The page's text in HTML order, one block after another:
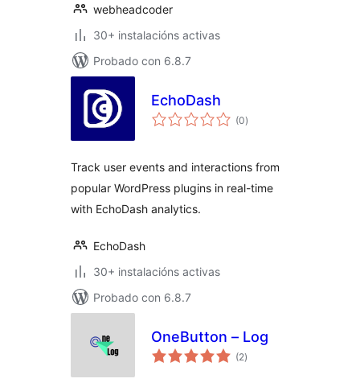
webheadcoder
30+ instalacións activas
Probado con 6.8.7
EchoDash
(0valoracións
totais
)
Track user events and interactions from
popular WordPress plugins in real-time
with EchoDash analytics.
EchoDash
30+ instalacións activas
Probado con 6.8.7
OneButton – Log
(2valoracións
totais
)